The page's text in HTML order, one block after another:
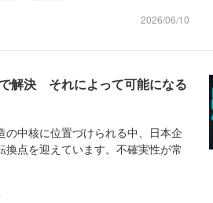
2026/06/10
解決 それによって可能になる
中核に位置づけられる中、日本企
点を迎えています。不確実性が常